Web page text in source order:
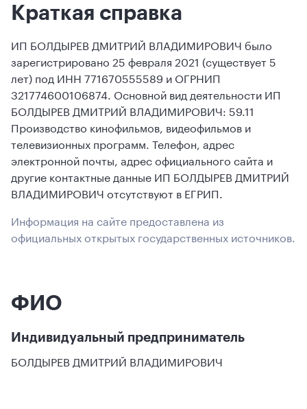
Краткая справка
ИП БОЛДЫРЕВ ДМИТРИЙ ВЛАДИМИРОВИЧ было
зарегистрировано 25 февраля 2021 (существует 5
лет) под ИНН 771670555589 и ОГРНИП
321774600106874. Основной вид деятельности ИП
БОЛДЫРЕВ ДМИТРИЙ ВЛАДИМИРОВИЧ: 59.11
Производство кинофильмов, видеофильмов и
телевизионных программ. Телефон, адрес
электронной почты, адрес официального сайта и
другие контактные данные ИП БОЛДЫРЕВ ДМИТРИЙ
ВЛАДИМИРОВИЧ отсутствуют в ЕГРИП.
Информация на сайте предоставлена из
официальных открытых государственных источников.
ФИО
Индивидуальный предприниматель
БОЛДЫРЕВ ДМИТРИЙ ВЛАДИМИРОВИЧ